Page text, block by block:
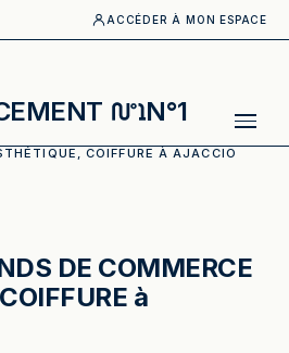
ACCÉDER À MON ESPACE
N°1
COIFFURE À AJACCIO
DE COMMERCE
à